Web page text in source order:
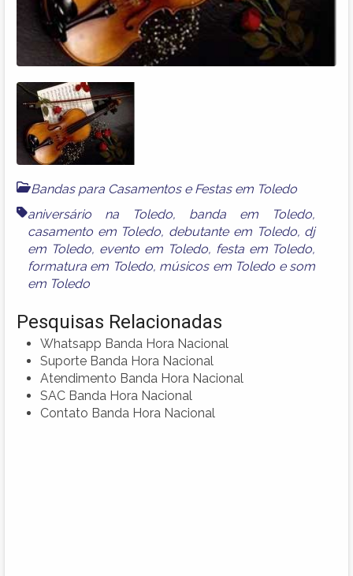
Bandas para Casamentos e Festas em Toledo
aniversário na Toledo, banda em Toledo,
casamento em Toledo, debutante em Toledo, dj
em Toledo, evento em Toledo, festa em Toledo,
formatura em Toledo, músicos em Toledo e som
em Toledo
Pesquisas Relacionadas
Whatsapp Banda Hora Nacional
Suporte Banda Hora Nacional
Atendimento Banda Hora Nacional
SAC Banda Hora Nacional
Contato Banda Hora Nacional